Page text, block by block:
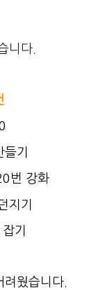
니다.
기
번 강화
지기
기
웠습니다.